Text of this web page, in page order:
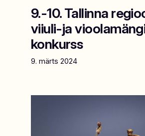
9.-10. Tallinna
viiuli-ja
konkurss
9. märts 2024